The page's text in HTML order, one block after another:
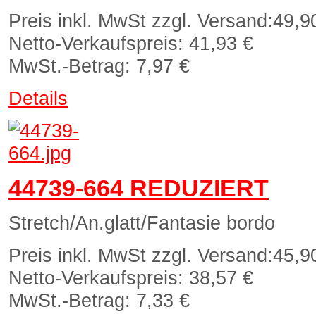
Preis inkl. MwSt zzgl. Versand:
Netto-Verkaufspreis: 41,93 €
MwSt.-Betrag: 7,97 €
Details
44739-664 REDUZIERT
Stretch/An.glatt/Fantasie bordo
Preis inkl. MwSt zzgl. Versand:
Netto-Verkaufspreis: 38,57 €
MwSt.-Betrag: 7,33 €